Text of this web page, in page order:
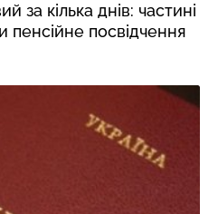
за кілька днів: частині
пенсійне посвідчення